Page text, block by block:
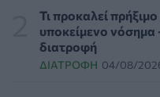
ΥΓΕΊΑ 06/08/2026 - 17:01
Γιαννάκος:
Ζακύνθου -
Τι προκαλεί
υποκείμενο νόσημα
διατροφή
ΔΙΑΤΡΟΦΉ 04/08/